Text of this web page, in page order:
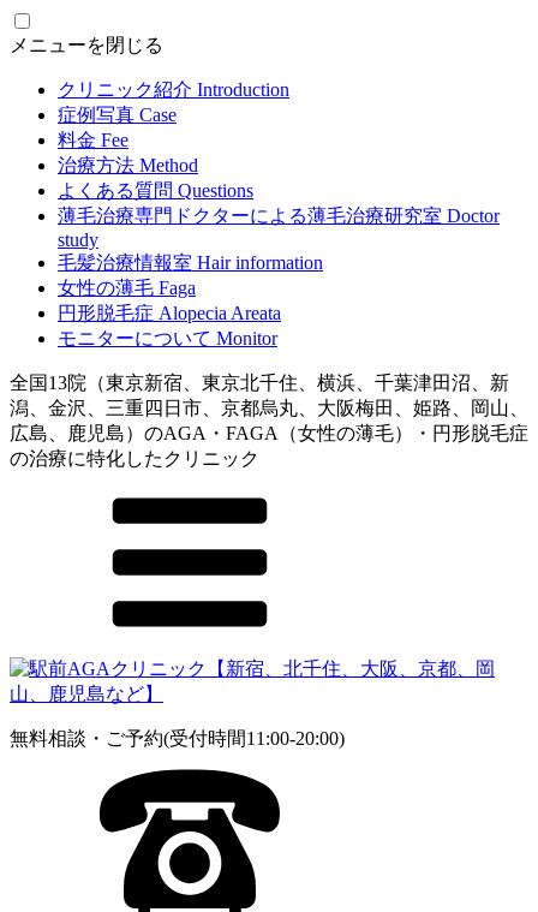
メニューを閉じる
クリニック紹介 Introduction
症例写真 Case
料金 Fee
治療方法 Method
よくある質問 Questions
薄毛治療専門ドクターによる薄毛治療研究室 Doctor
study
毛髪治療情報室 Hair information
女性の薄毛 Faga
円形脱毛症 Alopecia Areata
モニターについて Monitor
全国13院（東京新宿、東京北千住、横浜、千葉津田沼、新
潟、金沢、三重四日市、京都烏丸、大阪梅田、姫路、岡山、
広島、鹿児島）のAGA・FAGA（女性の薄毛）・円形脱毛症
の治療に特化したクリニック
無料相談・ご予約(受付時間11:00-20:00)